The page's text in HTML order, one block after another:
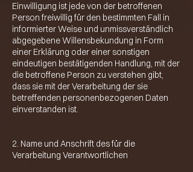
Einwilligung ist jede von der betroffenen
Person freiwillig für den bestimmten Fall in
informierter Weise und unmissverständlich
abgegebene Willensbekundung in Form
einer Erklärung oder einer sonstigen
eindeutigen bestätigenden Handlung, mit der
die betroffene Person zu verstehen gibt,
dass sie mit der Verarbeitung der sie
betreffenden personenbezogenen Daten
einverstanden ist.
2. Name und Anschrift des für die
Verarbeitung Verantwortlichen